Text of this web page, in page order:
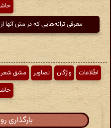
معرفی ترانه‌هایی که در متن
اطّلاعات واژگان تصاویر مشق شعر
بارگذاری